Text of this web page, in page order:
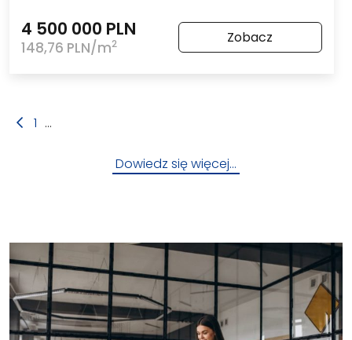
4 500 000 PLN
148,76 PLN/m2 Zobacz
1 ...
Dowiedz się więcej…